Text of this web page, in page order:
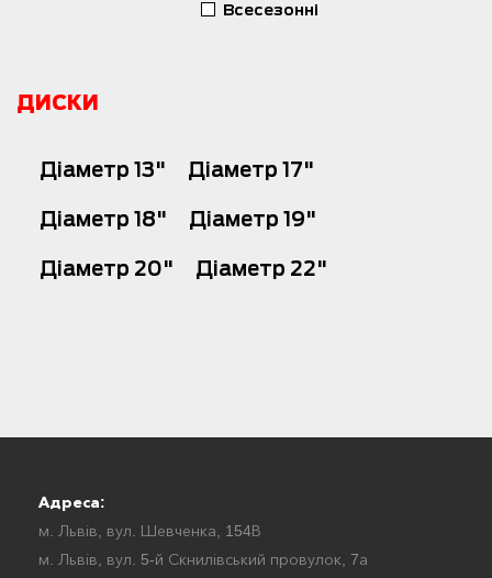
Всесезонні
ДИСКИ
Діаметр 13" Діаметр 17"
Діаметр 18" Діаметр 19"
Діаметр 20" Діаметр 22"
Адреса:
м. Львів, вул. Шевченка, 154В
м. Львів, вул. 5-й Скнилівський провулок, 7а